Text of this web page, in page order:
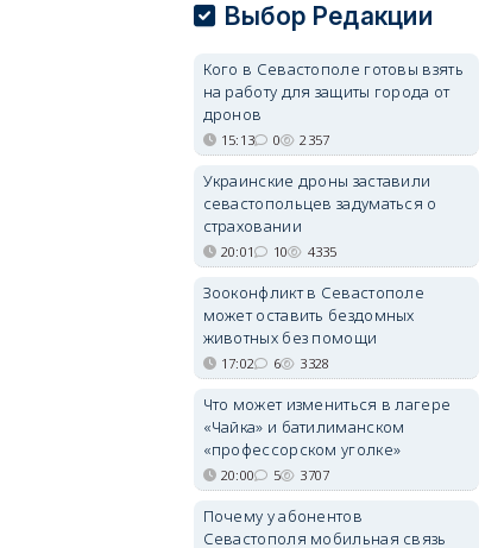
Выбор Редакции
Кого в Севастополе готовы взять
на работу для защиты города от
дронов
15:13 0 2357
Украинские дроны заставили
севастопольцев задуматься о
страховании
20:01 10 4335
Зооконфликт в Севастополе
может оставить бездомных
животных без помощи
17:02 6 3328
Что может измениться в лагере
«Чайка» и батилиманском
«профессорском уголке»
20:00 5 3707
Почему у абонентов
Севастополя мобильная связь